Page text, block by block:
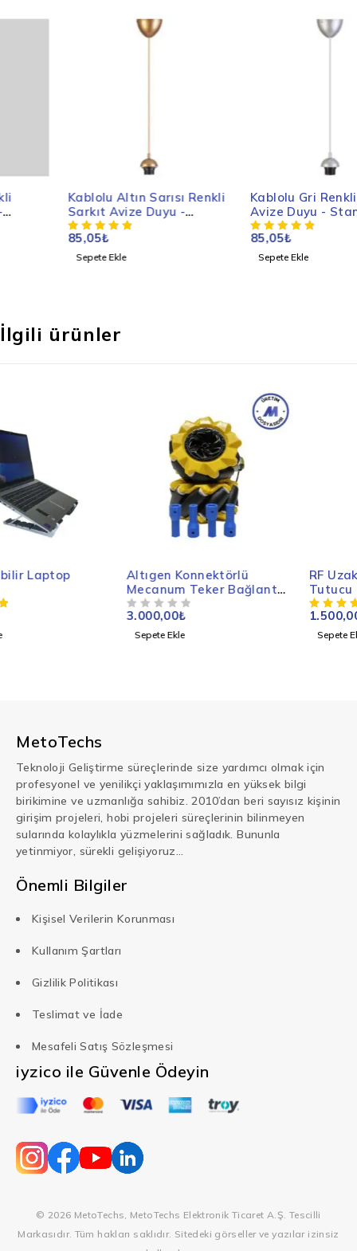
Kablolu Altın Sarısı Renkli
Sarkıt Avize Duyu -
Standart E27 Duy
Kablolu Gri Renkli Sarkıt
Avize Duyu - Standart
İlgili ürünler
Altıgen Konnektörlü
Mecanum Teker Bağlantı
Kaplini - Proje Dosyası
RF Uzaktan Kumanda
Tutucu - Proje Dosyası
MetoTechs
Teknoloji Geliştirme süreçlerinde size yardımcı olmak için
profesyonel ve yenilikçi yaklaşımımızla en yüksek bilgi
birikimine ve uzmanlığa sahibiz. 2010’dan beri sayısız kişinin
girişim projeleri, hobi projeleri süreçlerinin bilinmeyen
sularında kolaylıkla yüzmelerini sağladık. Bununla
yetinmiyor, sürekli gelişiyoruz…
Önemli Bilgiler
Kişisel Verilerin Korunması
Kullanım Şartları
Gizlilik Politikası
Teslimat ve İade
Mesafeli Satış Sözleşmesi
iyzico ile Güvenle Ödeyin
© 2026 MetoTechs, MetoTechs Elektronik Ticaret A.Ş. Tescilli
Markasıdır. Tüm hakları saklıdır. Sitedeki görseller ve yazılar izinsiz